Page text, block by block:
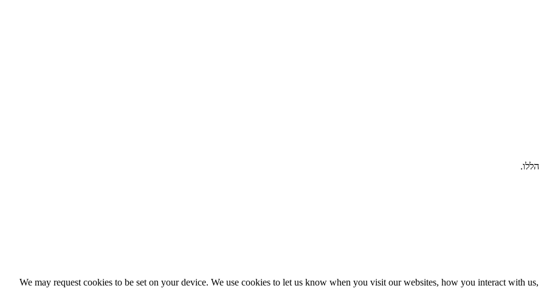
We may request cookies to be set on your device. We use cookies to let us know when you visit our websites, how you interact with